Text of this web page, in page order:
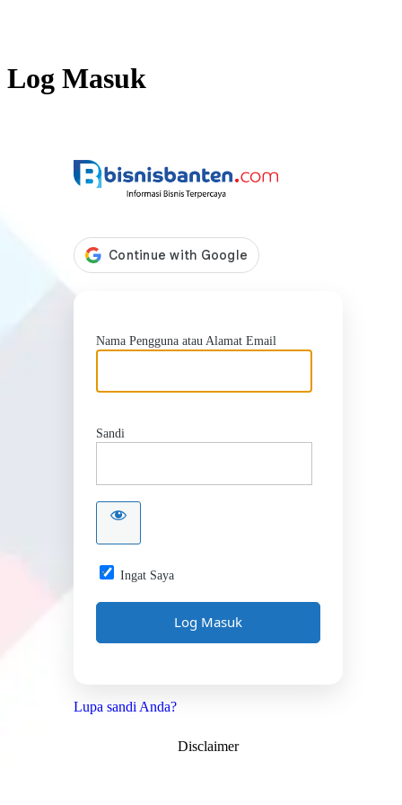
Log Masuk
Nama Pengguna atau Alamat Email
Sandi
Ingat Saya
Lupa sandi Anda?
Disclaimer